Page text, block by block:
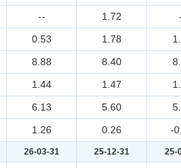
-- 1.72
0.53 1.78
8.88 8.40
1.44 1.47
6.13 5.60
1.26 0.26 -
26-03-31 25-12-31 25-